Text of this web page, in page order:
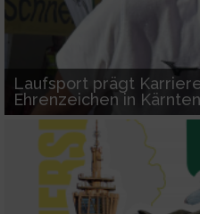
Laufsport prägt
Ehrenzeichen in Kärnten